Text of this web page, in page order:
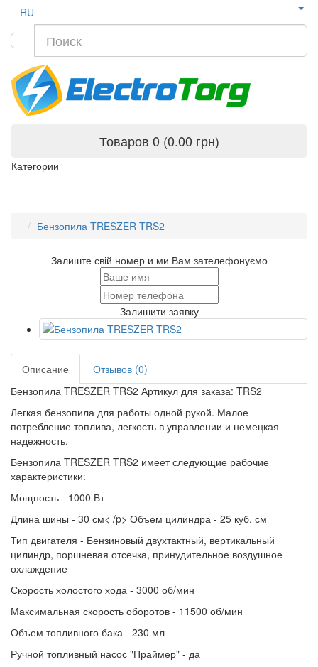
RU
Товаров 0 (0.00 грн)
Категории
Бензопила TRESZER TRS2
Залиште свій номер и ми Вам зателефонуємо
Залишити заявку
Описание
Отзывов (0)
Бензопила TRESZER TRS2 Артикул для заказа: TRS2
Легкая бензопила для работы одной рукой. Малое
потребление топлива, легкость в управлении и немецкая
надежность.
Бензопила TRESZER TRS2 имеет следующие рабочие
характеристики:
Мощность - 1000 Вт
Длина шины - 30 см< /p> Объем цилиндра - 25 куб. см
Тип двигателя - Бензиновый двухтактный, вертикальный
цилиндр, поршневая отсечка, принудительное воздушное
охлаждение
Скорость холостого хода - 3000 об/мин
Максимальная скорость оборотов - 11500 об/мин
Объем топливного бака - 230 мл
Ручной топливный насос "Праймер" - да